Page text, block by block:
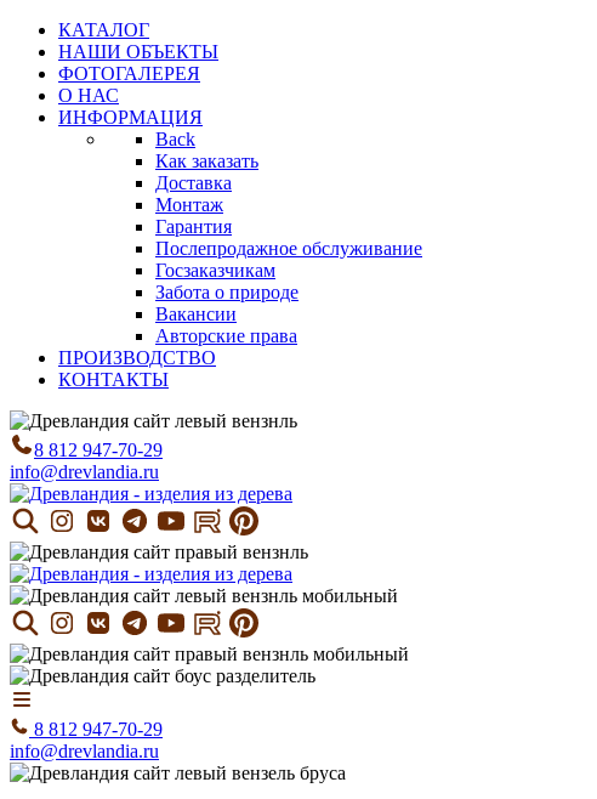
КАТАЛОГ
НАШИ ОБЪЕКТЫ
ФОТОГАЛЕРЕЯ
О НАС
ИНФОРМАЦИЯ
Back
Как заказать
Доставка
Монтаж
Гарантия
Послепродажное обслуживание
Госзаказчикам
Забота о природе
Вакансии
Авторские права
ПРОИЗВОДСТВО
КОНТАКТЫ
8 812 947-70-29
info@drevlandia.ru
8 812 947-70-29
info@drevlandia.ru